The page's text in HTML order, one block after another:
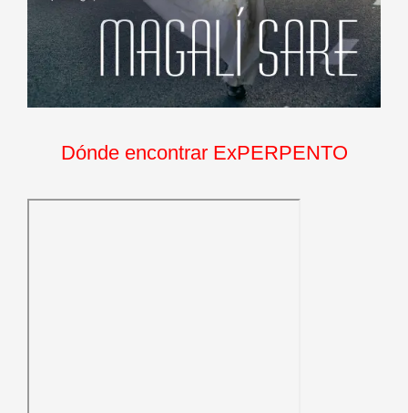
Dónde encontrar ExPERPENTO